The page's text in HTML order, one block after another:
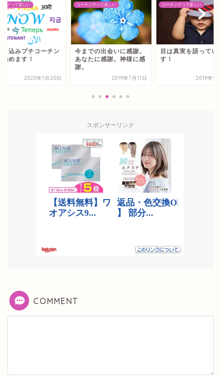
ングって楽しい
け込みプチコーチン
始めます！
2020年1月20日
コーチングって楽しい
今までの出会いに感謝。
あなたに感謝。神様に感
謝。
2019年7月11日
コーチングって楽しい
目は真実を語ってい
す！
2019年9
スポンサーリンク
COMMENT